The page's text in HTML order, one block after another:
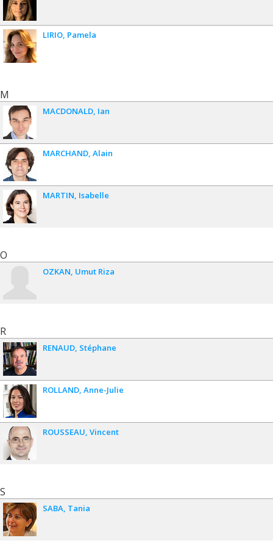
LIRIO Pamela
M
MACDONALD Ian
MARCHAND Alain
MARTIN Isabelle
O
OZKAN Umut Riza
R
RENAUD Stéphane
ROLLAND Anne-Julie
ROUSSEAU Vincent
S
SABA Tania